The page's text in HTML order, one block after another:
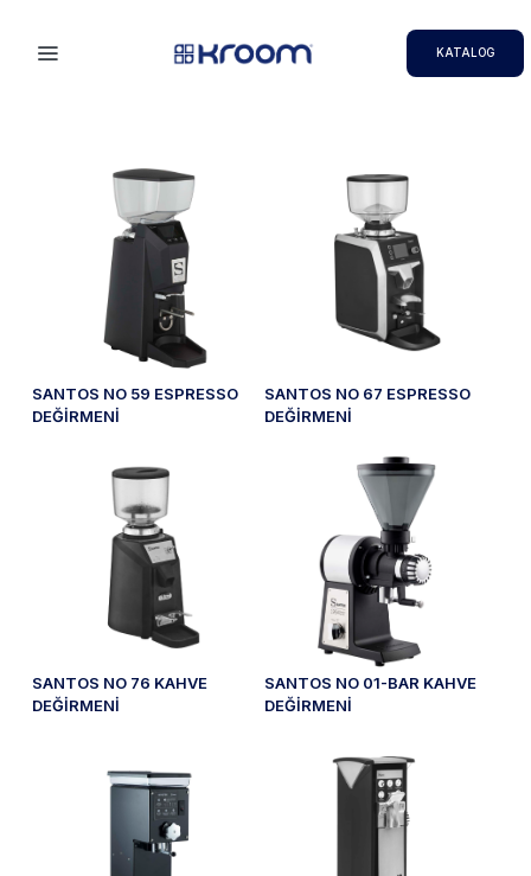
KATALOG
SANTOS NO 59 ESPRESSO
DEĞİRMENİ
SANTOS NO 67 ESPRESSO
DEĞİRMENİ
SANTOS NO 76 KAHVE
DEĞİRMENİ
SANTOS NO 01-BAR KAHVE
DEĞİRMENİ